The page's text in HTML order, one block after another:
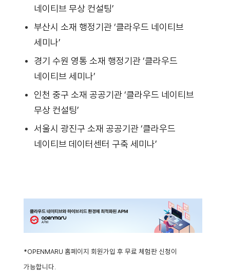
네이티브 무상 컨설팅’
부산시 소재 행정기관 ‘클라우드 네이티브
세미나’
경기 수원 영통 소재 행정기관 ‘클라우드
네이티브 세미나’
인천 중구 소재 공공기관 ‘클라우드 네이티브
무상 컨설팅’
서울시 광진구 소재 공공기관 ‘클라우드
네이티브 데이터센터 구축 세미나’
*OPENMARU 홈페이지 회원가입 후 무료 체험판 신청이
가능합니다.